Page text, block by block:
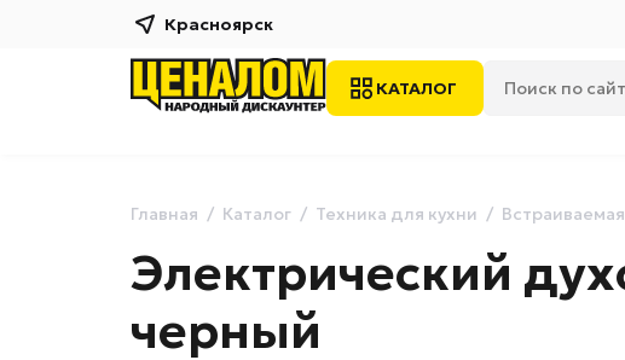
Красноярск
КАТАЛОГ
Главная Каталог Техника для кухни
Электрический
черный